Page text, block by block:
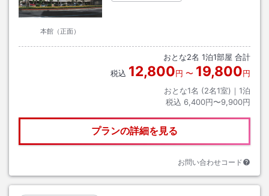
本館（正面）
おとな2名 1泊1部屋 合計
税込 12,800円 〜 19,800円
おとな1名 (2名1室)｜ 1泊
税込 6,400円〜9,900円
プランの詳細を見る
お問い合わせコード